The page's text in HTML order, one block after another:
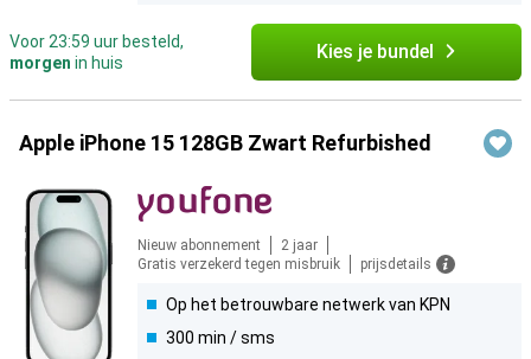
Voor 23:59 uur besteld,
morgen in huis Kies je bundel
Apple iPhone 15 128GB Zwart Refurbished
Nieuw abonnement
2 jaar
Gratis verzekerd tegen misbruik
prijsdetails
Op het betrouwbare netwerk van KPN
300 min / sms